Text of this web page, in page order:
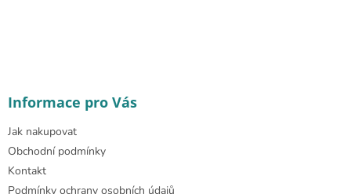
Informace pro Vás
Jak nakupovat
Obchodní podmínky
Kontakt
Podmínky ochrany osobních údajů